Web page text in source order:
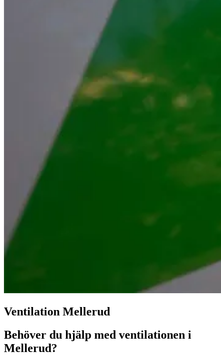
Ventilation Mellerud
Behöver du hjälp med ventilationen i
Mellerud?